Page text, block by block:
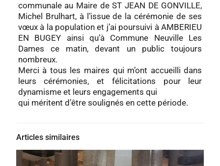
communale au Maire de ST JEAN DE GONVILLE,
Michel Brulhart, à l’issue de la cérémonie de ses
vœux à la population et j’ai poursuivi à AMBERIEU
EN BUGEY ainsi qu’à Commune Neuville Les
Dames ce matin, devant un public toujours
nombreux.
Merci à tous les maires qui m’ont accueilli dans
leurs cérémonies, et félicitations pour leur
dynamisme et leurs engagements qui
qui méritent d’être soulignés en cette période.
Articles similaires